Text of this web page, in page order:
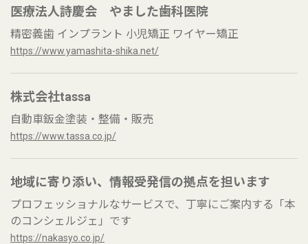
医療法人詩慶会 やました歯科医院
精密義歯 インプラント 小児矯正 ワイヤー矯正
https://www.yamashita-shika.net/
株式会社tassa
自動車鈑金塗装・整備・販売
https://www.tassa.co.jp/
地域に寄り添い、情報受発信の拠点を担います
プロフェッショナルなサービスで、丁寧にご案内する「本
のコンシェルジェ」です
https://nakasyo.co.jp/